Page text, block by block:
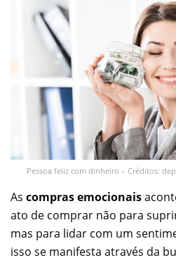
Pessoa feliz com dinheiro – Créditos:
As compras emocionais
ato de comprar não para
mas para lidar com um
isso se manifesta através da